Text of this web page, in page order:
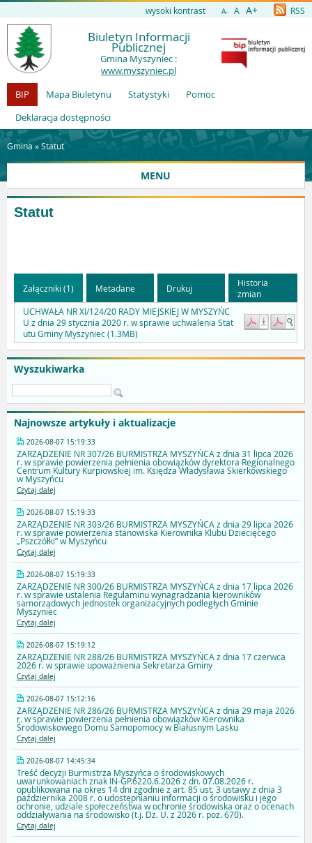
wysoki kontrast A- A A+ RSS
Biuletyn Informacji
Publicznej
Gmina Myszyniec :
www.myszyniec.pl
BIP
Mapa Biuletynu Statystyki
Pomoc
Deklaracja dostępności
Gmina »Statut
MENU
Wyszukiwarka
Najnowsze artykuły i aktualizacje
2026-08-07 15:19:33
ZARZĄDZENIE NR 307/26 BURMISTRZA MYSZYŃCA z dnia 31 lipca 2026
r. w sprawie powierzenia pełnienia obowiązków dyrektora Regionalnego
Centrum Kultury Kurpiowskiej im. Księdza Władysława Skierkowskiego
w Myszyńcu
Czytaj dalej
2026-08-07 15:19:33
ZARZĄDZENIE NR 303/26 BURMISTRZA MYSZYŃCA z dnia 29 lipca 2026
r. w sprawie powierzenia stanowiska Kierownika Klubu Dziecięcego
„Pszczółki” w Myszyńcu
Czytaj dalej
2026-08-07 15:19:33
ZARZĄDZENIE NR 300/26 BURMISTRZA MYSZYŃCA z dnia 17 lipca 2026
r. w sprawie ustalenia Regulaminu wynagradzania kierowników
samorządowych jednostek organizacyjnych podległych Gminie
Myszyniec
Czytaj dalej
2026-08-07 15:19:12
ZARZĄDZENIE NR 288/26 BURMISTRZA MYSZYŃCA z dnia 17 czerwca
2026 r. w sprawie upoważnienia Sekretarza Gminy
Czytaj dalej
2026-08-07 15:12:16
ZARZĄDZENIE NR 286/26 BURMISTRZA MYSZYŃCA z dnia 29 maja 2026
r. w sprawie powierzenia pełnienia obowiązków Kierownika
Środowiskowego Domu Samopomocy w Białusnym Lasku
Czytaj dalej
2026-08-07 14:45:34
Treść decyzji Burmistrza Myszyńca o środowiskowych
uwarunkowaniach znak IN-GP.6220.6.2026 z dn. 07.08.2026 r.
opublikowana na okres 14 dni zgodnie z art. 85 ust. 3 ustawy z dnia 3
października 2008 r. o udostępnianiu informacji o środowisku i jego
ochronie, udziale społeczeństwa w ochronie środowiska oraz o ocenach
oddziaływania na środowisko (t.j. Dz. U. z 2026 r. poz. 670).
Czytaj dalej
Statut
Załączniki (1) Metadane Drukuj
Historia
zmian
UCHWAŁA NR XI/124/20 RADY MIEJSKIEJ W MYSZYŃC
U z dnia 29 stycznia 2020 r. w sprawie uchwalenia Stat
utu Gminy Myszyniec (1.3MB)